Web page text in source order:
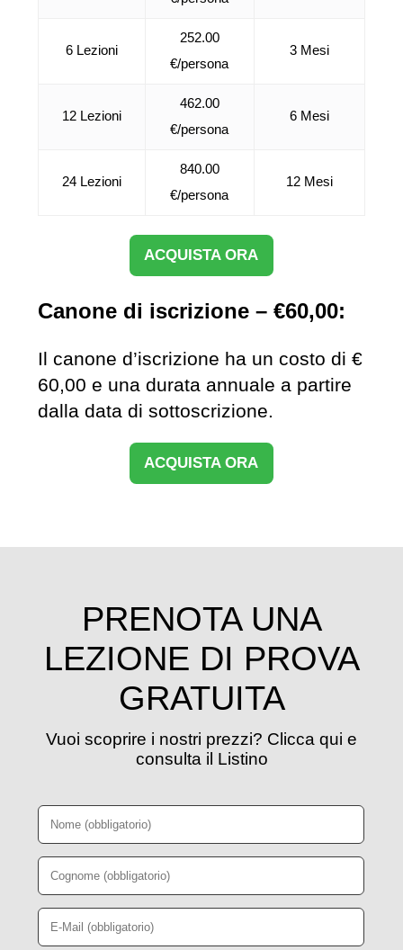
6 Lezioni
252.00
€/persona
3 Mesi
12 Lezioni
462.00
€/persona
6 Mesi
24 Lezioni
840.00
€/persona
12 Mesi
ACQUISTA ORA
Canone di iscrizione – €60,00:
Il canone d’iscrizione ha un costo di €
60,00 e una durata annuale a partire
dalla data di sottoscrizione.
ACQUISTA ORA
PRENOTA UNA
LEZIONE DI PROVA
GRATUITA
Vuoi scoprire i nostri prezzi? Clicca qui e
consulta il Listino